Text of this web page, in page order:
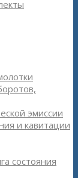
эмиссии
и кавитации
состояния